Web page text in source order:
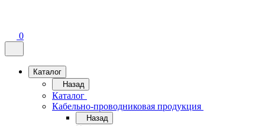
0
Каталог
Назад
Каталог
Кабельно-проводниковая продукция
Назад